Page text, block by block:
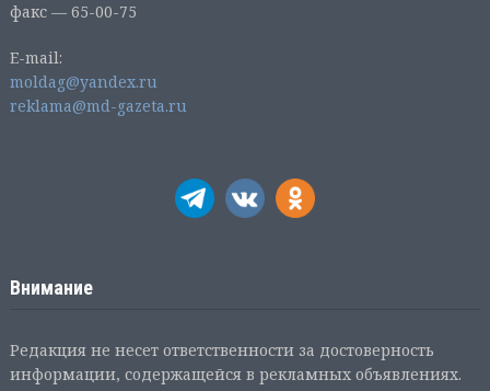
факс — 65-00-75
E-mail:
moldag@yandex.ru
reklama@md-gazeta.ru
Внимание
Редакция не несет ответственности за достоверность
информации, содержащейся в рекламных объявлениях.